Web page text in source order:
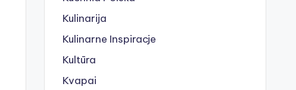
Kulinarija
Kulinarne Inspiracje
Kultūra
Kvapai